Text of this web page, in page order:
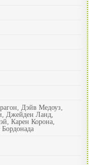
Дэйв Медоуз,
Джейден Ланд,
Карен Корона,